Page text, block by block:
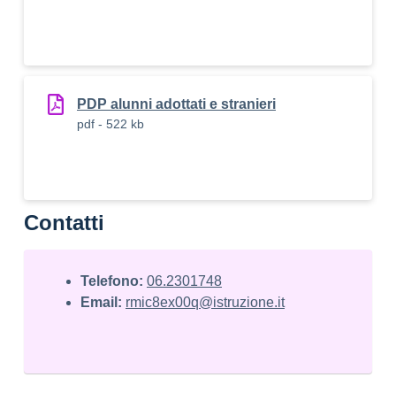
PDP alunni adottati e stranieri
pdf - 522 kb
Contatti
Telefono: 06.2301748
Email: rmic8ex00q@istruzione.it